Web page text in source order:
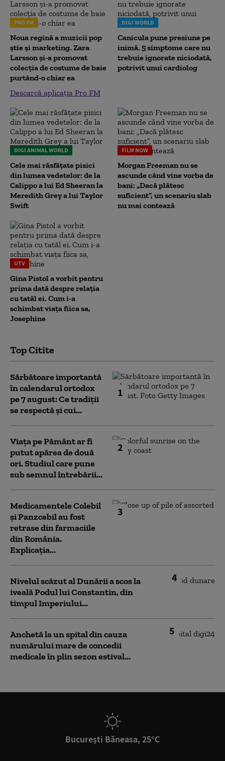
PRO FM
Noua regină a muzicii pop
știe și marketing. Zara
Larsson și-a promovat
colecția de costume de baie
purtând-o chiar ea
Descarcă aplicația Pro FM
DIGI WORLD
Canicula pune presiune pe
inimă. 5 simptome care nu
trebuie ignorate niciodată,
potrivit unui cardiolog
DIGI ANIMAL WORLD
Cele mai răsfățate pisici
din lumea vedetelor: de la
Calippo a lui Ed Sheeran la
Meredith Grey a lui Taylor
Swift
FILM NOW
Morgan Freeman nu se
ascunde când vine vorba de
bani: „Dacă plătesc
suficient”, un scenariu slab
nu mai contează
UTV
Gina Pistol a vorbit pentru
prima dată despre relația
cu tatăl ei. Cum i-a
schimbat viața fiica sa,
Josephine
Top Citite
1
Sărbătoare importantă
în calendarul ortodox
pe 7 august: Ce tradiții
se respectă și cui...
2
Viața pe Pământ ar fi
putut apărea de două
ori. Studiul care pune
sub semnul întrebării...
3
Medicamentele Colebil
și Panzcebil au fost
retrase din farmaciile
din România.
Explicația...
4
Nivelul scăzut al Dunării a scos la
iveală Podul lui Constantin, din
timpul Imperiului...
5
Anchetă la un spital din cauza
numărului mare de concedii
medicale în plin sezon estival...
București Băneasa, 25°C